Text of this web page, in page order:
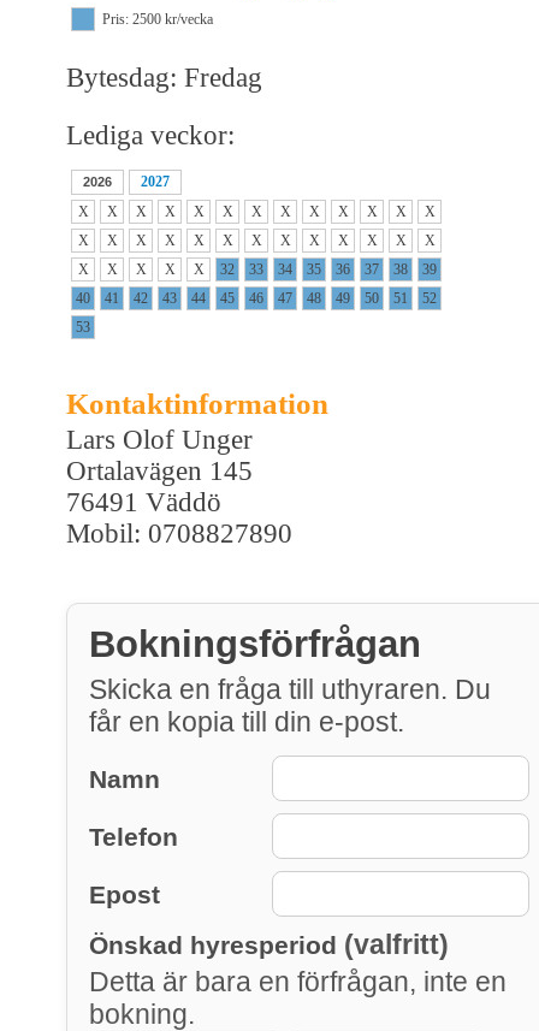
Pris: 2500 kr/vecka
Bytesdag: Fredag
Lediga veckor:
2026
2027
X
X X X X X X X X X X X
X
X
X X X X X X X X X X X
X
X
X X X X 32 33 34 35 36 37 38
39
40
41 42 43 44 45 46 47 48 49 50 51
52
53
Kontaktinformation
Lars Olof Unger
Ortalavägen 145
76491 Väddö
Mobil: 0708827890
Bokningsförfrågan
Skicka en fråga till uthyraren. Du
får en kopia till din e-post.
Namn
Telefon
Epost
Önskad hyresperiod (valfritt)
Detta är bara en förfrågan, inte en
bokning.